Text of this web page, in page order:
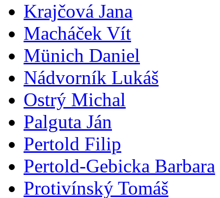
Krajčová Jana
Macháček Vít
Münich Daniel
Nádvorník Lukáš
Ostrý Michal
Palguta Ján
Pertold Filip
Pertold-Gebicka Barbara
Protivínský Tomáš